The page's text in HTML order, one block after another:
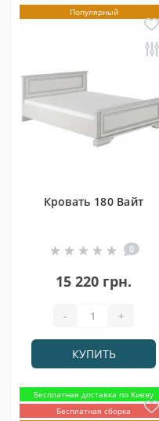
Популярный
Кровать 180 Вайт
0
15 220 грн.
- +
КУПИТЬ
Бесплатная доставка по Киеву
Бесплатная сборка